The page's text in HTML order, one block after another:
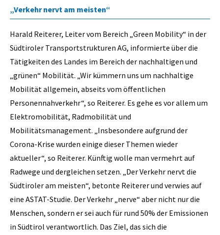
„Verkehr nervt am meisten“
Harald Reiterer, Leiter vom Bereich „Green Mobility“ in der
Südtiroler Transportstrukturen AG, informierte über die
Tätigkeiten des Landes im Bereich der nachhaltigen und
„grünen“ Mobilität. „Wir kümmern uns um nachhaltige
Mobilität allgemein, abseits vom öffentlichen
Personennahverkehr“, so Reiterer. Es gehe es vor allem um
Elektromobilität, Radmobilität und
Mobilitätsmanagement. „Insbesondere aufgrund der
Corona-Krise wurden einige dieser Themen wieder
aktueller“, so Reiterer. Künftig wolle man vermehrt auf
Radwege und dergleichen setzen. „Der Verkehr nervt die
Südtiroler am meisten“, betonte Reiterer und verwies auf
eine ASTAT-Studie. Der Verkehr „nerve“ aber nicht nur die
Menschen, sondern er sei auch für rund 50% der Emissionen
in Südtirol verantwortlich. Das Ziel, das sich die